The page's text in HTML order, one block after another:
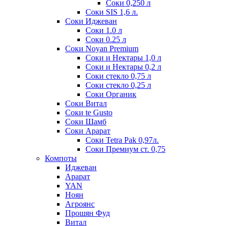
Соки 0,250 л
Соки SIS 1,6 л.
Соки Иджеван
Соки 1.0 л
Соки 0.25 л
Соки Noyan Premium
Соки и Нектары 1,0 л
Соки и Нектары 0,2 л
Соки стекло 0,75 л
Соки стекло 0,25 л
Соки Органик
Соки Витал
Соки te Gusto
Соки Шамб
Соки Арарат
Соки Tetra Pak 0,97л.
Соки Премиум ст. 0,75
Компоты
Иджеван
Арарат
YAN
Ноян
Агроянс
Прошян Фуд
Витал